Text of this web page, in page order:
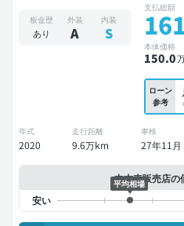
板金歴
あり
外装
A
内装
S
支払総額
本体価格
150.0
ローン
参考
年式
2020
走行距離
9.6万km
車検
27年11月
中古車販売店の
平均相場